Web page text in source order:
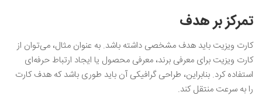
تمرکز بر هدف
کارت ویزیت باید هدف مشخصی داشته باشد. به عنوان مثال، می‌توان از
کارت ویزیت برای معرفی برند، معرفی محصول یا ایجاد ارتباط حرفه‌ای
استفاده کرد. بنابراین، طراحی گرافیکی آن باید طوری باشد که هدف کارت
را به سرعت منتقل کند.